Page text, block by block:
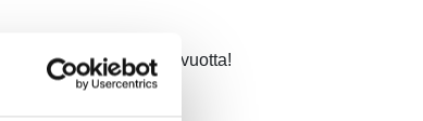
sitä täytetään 60 vuotta!